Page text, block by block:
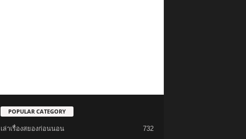
POPULAR CATEGORY
เล่าเรื่องสยองก่อนนอน
732